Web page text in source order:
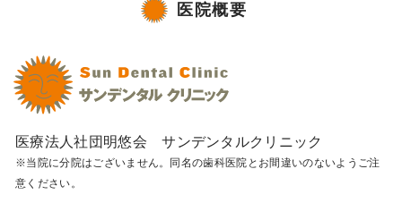
医院概要
医療法人社団明悠会 サンデンタルクリニック
※当院に分院はございません。同名の歯科医院とお間違いのないようご注
意ください。